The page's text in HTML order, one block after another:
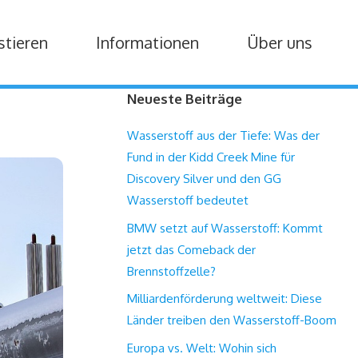
Informationen Über uns
Neueste Beiträge
Wasserstoff aus der Tiefe: Was der
Fund in der Kidd Creek Mine für
Discovery Silver und den GG
Wasserstoff bedeutet
BMW setzt auf Wasserstoff: Kommt
jetzt das Comeback der
Brennstoffzelle?
Milliardenförderung weltweit: Diese
Länder treiben den Wasserstoff-Boom
Europa vs. Welt: Wohin sich